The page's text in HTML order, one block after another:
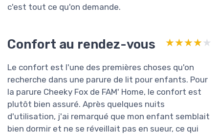
c'est tout ce qu'on demande.
Confort au rendez-vous ★★★★★
★★★★★
Le confort est l'une des premières choses qu'on
recherche dans une parure de lit pour enfants. Pour
la parure Cheeky Fox de FAM' Home, le confort est
plutôt bien assuré. Après quelques nuits
d'utilisation, j'ai remarqué que mon enfant semblait
bien dormir et ne se réveillait pas en sueur, ce qui